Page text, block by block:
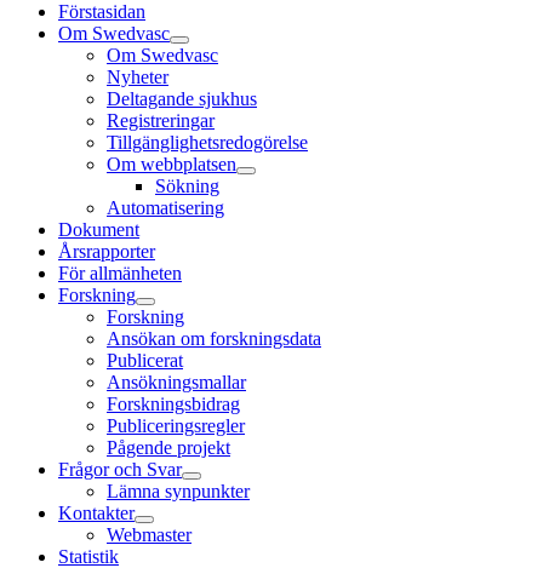
Förstasidan
Om Swedvasc
Om Swedvasc
Nyheter
Deltagande sjukhus
Registreringar
Tillgänglighetsredogörelse
Om webbplatsen
Sökning
Automatisering
Dokument
Årsrapporter
För allmänheten
Forskning
Forskning
Ansökan om forskningsdata
Publicerat
Ansökningsmallar
Forskningsbidrag
Publiceringsregler
Pågende projekt
Frågor och Svar
Lämna synpunkter
Kontakter
Webmaster
Statistik